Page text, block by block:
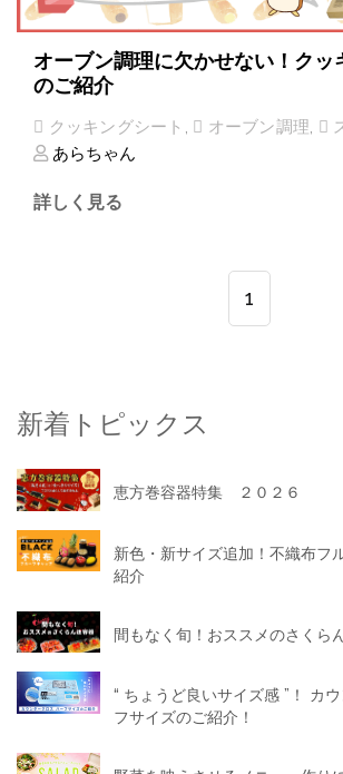
オーブン調理に欠かせない！クッ
のご紹介
クッキングシート , オーブン調理,
あらちゃん
詳しく見る
1
新着トピックス
恵方巻容器特集 ２０２６
新色・新サイズ追加！不織布フ
紹介
間もなく旬！おススメのさくら
“ ちょうど良いサイズ感 ”！ カ
フサイズのご紹介！